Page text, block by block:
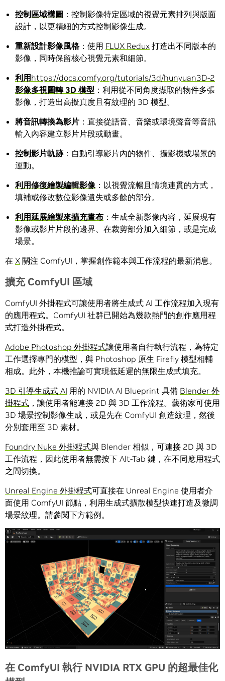
控制區域構圖 ：控制影像特定區域的視覺元素排列與版面
設計，以更精細的方式控制影像生成。
重新設計影像風格：使用 FLUX Redux 打造出不同版本的
影像，同時保留核心視覺元素和細節。
利用https://docs.comfy.org/tutorials/3d/hunyuan3D-2
影像多視圖轉 3D 模型 ：利用從不同角度擷取的物件多張
影像，打造出高擬真度且有紋理的 3D 模型。
將音訊轉換為影片 ：直接從語音、音樂或環境聲音等音訊
輸入內容建立影片片段或動畫。
控制影片軌跡：自動引導影片內的物件、攝影機或場景的
運動。
利用修復繪製編輯影像 ：以視覺流暢且情境連貫的方式，
填補或修改數位影像遺失或多餘的部分。
利用延展繪製來擴充畫布 ：生成全新影像內容，延展現有
影像或影片片段的邊界、在裁剪部分加入細節，或是完成
場景。
在 X 關注 ComfyUI，掌握創作範本與工作流程的最新消息。
擴充 ComfyUI 區域
ComfyUI 外掛程式可讓使用者將生成式 AI 工作流程加入現有
的應用程式。ComfyUI 社群已開始為幾款熱門的創作應用程
式打造外掛程式。
Adobe Photoshop 外掛程式讓使用者自行執行流程，為特定
工作選擇專門的模型，與 Photoshop 原生 Firefly 模型相輔
相成。此外，本機推論可實現低延遲的無限生成式填充。
3D 引導生成式 AI 用的 NVIDIA AI Blueprint 具備 Blender 外
掛程式 ，讓使用者能連接 2D 與 3D 工作流程。藝術家可使用
3D 場景控制影像生成，或是先在 ComfyUI 創造紋理，然後
分別套用至 3D 素材。
Foundry Nuke 外掛程式與 Blender 相似，可連接 2D 與 3D
工作流程，因此使用者無需按下 Alt-Tab 鍵，在不同應用程式
之間切換。
Unreal Engine 外掛程式可直接在 Unreal Engine 使用者介
面使用 ComfyUI 節點，利用生成式擴散模型快速打造及微調
場景紋理。請參閱下方範例。
在 ComfyUI 執行 NVIDIA RTX GPU 的超最佳化